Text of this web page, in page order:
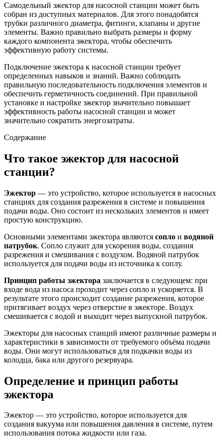
Самодельный эжектор для насосной станции может быть
собран из доступных материалов. Для этого понадобятся
трубки различного диаметра, фитинги, клапаны и другие
элементы. Важно правильно выбрать размеры и форму
каждого компонента эжектора, чтобы обеспечить
эффективную работу системы.
Подключение эжектора к насосной станции требует
определенных навыков и знаний. Важно соблюдать
правильную последовательность подключения элементов и
обеспечить герметичность соединений. При правильной
установке и настройке эжектор значительно повышает
эффективность работы насосной станции и может
значительно сократить энергозатраты.
Содержание
Что такое эжектор для насосной
станции?
Эжектор — это устройство, которое используется в насосных
станциях для создания разрежения в системе и повышения
подачи воды. Оно состоит из нескольких элементов и имеет
простую конструкцию.
Основными элементами эжектора являются сопло и водяной
патрубок. Сопло служит для ускорения воды, создания
разрежения и смешивания с воздухом. Водяной патрубок
используется для подачи воды из источника к соплу.
Принцип работы эжектора заключается в следующем: при
входе вода из насоса проходит через сопло и ускоряется. В
результате этого происходит создание разрежения, которое
притягивает воздух через отверстие в эжекторе. Воздух
смешивается с водой и выходит через выпускной патрубок.
Эжекторы для насосных станций имеют различные размеры и
характеристики в зависимости от требуемого объёма подачи
воды. Они могут использоваться для подкачки воды из
колодца, бака или другого резервуара.
Определение и принцип работы
эжектора
Эжектор — это устройство, которое используется для
создания вакуума или повышения давления в системе, путем
использования потока жидкости или газа.